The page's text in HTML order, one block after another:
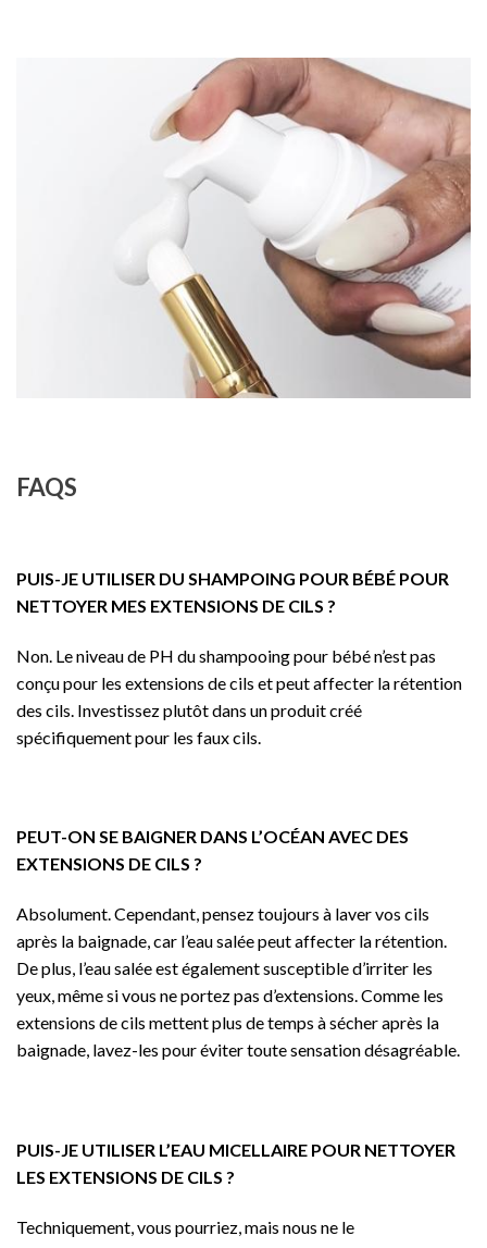
FAQS
PUIS-JE UTILISER DU SHAMPOING POUR BÉBÉ POUR
NETTOYER MES EXTENSIONS DE CILS ?
Non. Le niveau de PH du shampooing pour bébé n’est pas
conçu pour les extensions de cils et peut affecter la rétention
des cils. Investissez plutôt dans un produit créé
spécifiquement pour les faux cils.
PEUT-ON SE BAIGNER DANS L’OCÉAN AVEC DES
EXTENSIONS DE CILS ?
Absolument. Cependant, pensez toujours à laver vos cils
après la baignade, car l’eau salée peut affecter la rétention.
De plus, l’eau salée est également susceptible d’irriter les
yeux, même si vous ne portez pas d’extensions. Comme les
extensions de cils mettent plus de temps à sécher après la
baignade, lavez-les pour éviter toute sensation désagréable.
PUIS-JE UTILISER L’EAU MICELLAIRE POUR NETTOYER
LES EXTENSIONS DE CILS ?
Techniquement, vous pourriez, mais nous ne le